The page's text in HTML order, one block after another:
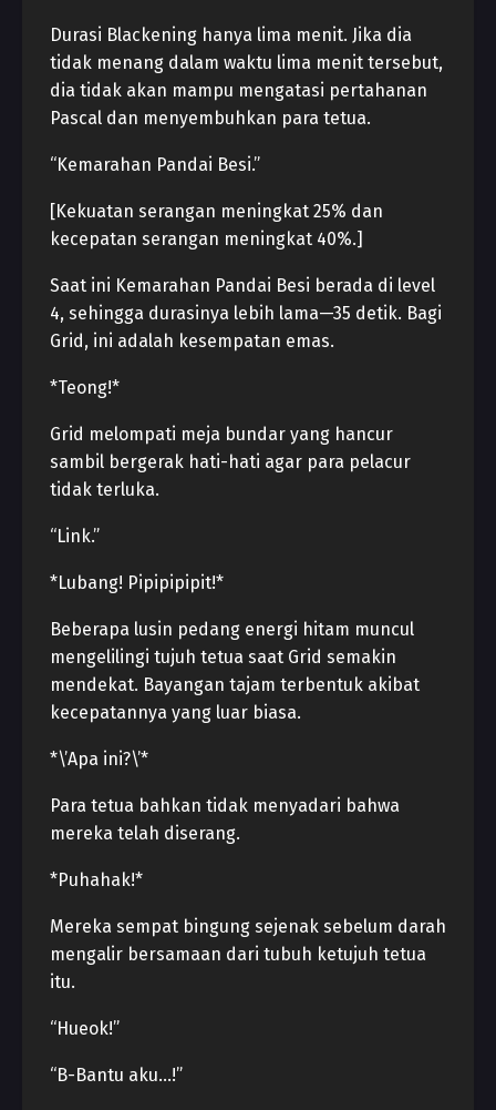
Durasi Blackening hanya lima menit. Jika dia
tidak menang dalam waktu lima menit tersebut,
dia tidak akan mampu mengatasi pertahanan
Pascal dan menyembuhkan para tetua.
“Kemarahan Pandai Besi.”
[Kekuatan serangan meningkat 25% dan
kecepatan serangan meningkat 40%.]
Saat ini Kemarahan Pandai Besi berada di level
4, sehingga durasinya lebih lama—35 detik. Bagi
Grid, ini adalah kesempatan emas.
*Teong!*
Grid melompati meja bundar yang hancur
sambil bergerak hati-hati agar para pelacur
tidak terluka.
“Link.”
*Lubang! Pipipipipit!*
Beberapa lusin pedang energi hitam muncul
mengelilingi tujuh tetua saat Grid semakin
mendekat. Bayangan tajam terbentuk akibat
kecepatannya yang luar biasa.
*\’Apa ini?\’*
Para tetua bahkan tidak menyadari bahwa
mereka telah diserang.
*Puhahak!*
Mereka sempat bingung sejenak sebelum darah
mengalir bersamaan dari tubuh ketujuh tetua
itu.
“Hueok!”
“B-Bantu aku…!”